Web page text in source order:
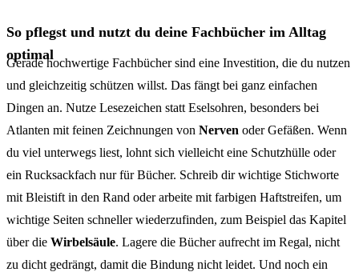
So pflegst und nutzt du deine Fachbücher im Alltag
optimal
Gerade hochwertige Fachbücher sind eine Investition, die du nutzen
und gleichzeitig schützen willst. Das fängt bei ganz einfachen
Dingen an. Nutze Lesezeichen statt Eselsohren, besonders bei
Atlanten mit feinen Zeichnungen von Nerven oder Gefäßen. Wenn
du viel unterwegs liest, lohnt sich vielleicht eine Schutzhülle oder
ein Rucksackfach nur für Bücher. Schreib dir wichtige Stichworte
mit Bleistift in den Rand oder arbeite mit farbigen Haftstreifen, um
wichtige Seiten schneller wiederzufinden, zum Beispiel das Kapitel
über die Wirbelsäule. Lagere die Bücher aufrecht im Regal, nicht
zu dicht gedrängt, damit die Bindung nicht leidet. Und noch ein